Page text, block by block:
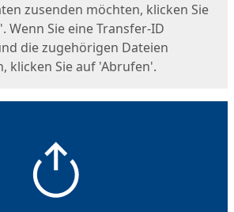
zusenden möchten, klicken Sie
Wenn Sie eine Transfer-ID
die zugehörigen Dateien
klicken Sie auf 'Abrufen'.